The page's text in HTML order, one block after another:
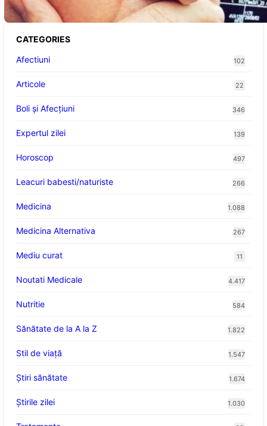
CATEGORIES
Afectiuni
102
Articole 22
Boli și Afecțiuni 346
Expertul zilei 139
Horoscop 497
Leacuri babesti/naturiste 266
Medicina 1.088
Medicina Alternativa 267
Mediu curat 11
Noutati Medicale 4.417
Nutritie 584
Sănătate de la A la Z 1.822
Stil de viaţă 1.547
Ştiri sănătate 1.674
Știrile zilei 1.030